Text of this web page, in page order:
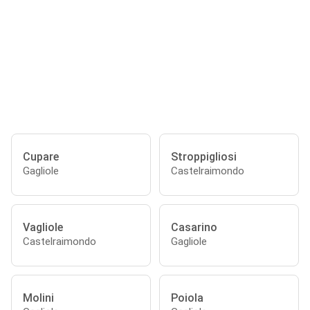
Cupare
Gagliole
Stroppigliosi
Castelraimondo
Vagliole
Castelraimondo
Casarino
Gagliole
Molini Poiola